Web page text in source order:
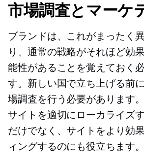
市場調査とマーケ
ブランドは、これがまったく
り、通常の戦略がそれほど効
能性があることを覚えておく
す。新しい国で立ち上げる前
場調査を行う必要があります
サイトを適切にローカライズ
だけでなく、サイトをより効
ィングするのにも役立ちます。